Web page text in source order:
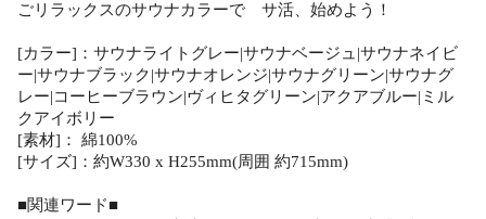
ごリラックスのサウナカラーで サ活、始めよう！
[カラー]：サウナライトグレー|サウナベージュ|サウナネイビ
ー|サウナブラック|サウナオレンジ|サウナグリーン|サウナグ
レー|コーヒーブラウン|ヴィヒタグリーン|アクアブルー|ミル
クアイボリー
[素材]： 綿100%
[サイズ]：約W330 x H255mm(周囲 約715mm)
■関連ワード■